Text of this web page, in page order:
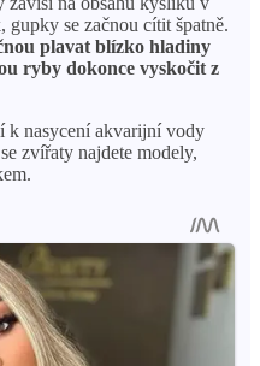
se začnou cítit špatně.
plavat blízko hladiny
ryby dokonce vyskočit z
k nasycení akvarijní vody
zvířaty najdete modely,